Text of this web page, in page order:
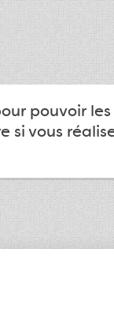
pouvoir
si vous